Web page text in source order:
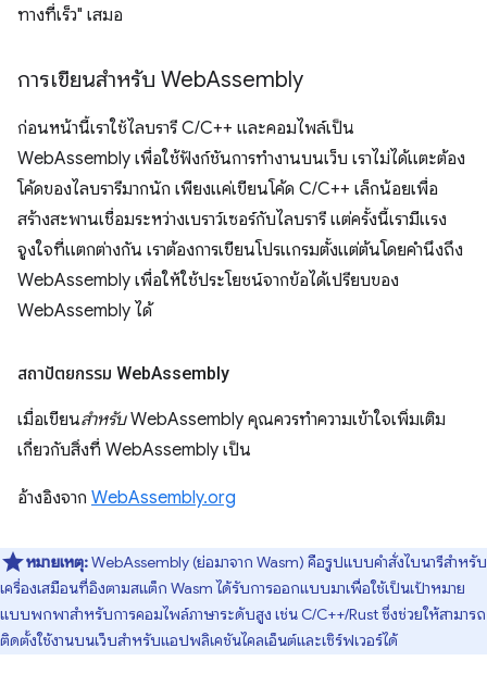
ทางที่เร็ว" เสมอ
การเขียนสำหรับ WebAssembly
ก่อนหน้านี้เราใช้ไลบรารี C/C++ และคอมไพล์เป็น
WebAssembly เพื่อใช้ฟังก์ชันการทำงานบนเว็บ เราไม่ได้แตะต้อง
โค้ดของไลบรารีมากนัก เพียงแค่เขียนโค้ด C/C++ เล็กน้อยเพื่อ
สร้างสะพานเชื่อมระหว่างเบราว์เซอร์กับไลบรารี แต่ครั้งนี้เรามีแรง
จูงใจที่แตกต่างกัน เราต้องการเขียนโปรแกรมตั้งแต่ต้นโดยคำนึงถึง
WebAssembly เพื่อให้ใช้ประโยชน์จากข้อได้เปรียบของ
WebAssembly ได้
สถาปัตยกรรม WebAssembly
เมื่อเขียนสำหรับWebAssembly คุณควรทำความเข้าใจเพิ่มเติม
เกี่ยวกับสิ่งที่ WebAssembly เป็น
อ้างอิงจาก WebAssembly.org
หมายเหตุ:WebAssembly (ย่อมาจาก Wasm) คือรูปแบบคำสั่งไบนารีสําหรับ
เครื่องเสมือนที่อิงตามสแต็ก Wasm ได้รับการออกแบบมาเพื่อใช้เป็นเป้าหมาย
แบบพกพาสำหรับการคอมไพล์ภาษาระดับสูง เช่น C/C++/Rust ซึ่งช่วยให้สามารถ
ติดตั้งใช้งานบนเว็บสําหรับแอปพลิเคชันไคลเอ็นต์และเซิร์ฟเวอร์ได้